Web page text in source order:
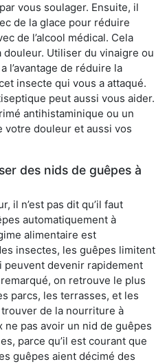
vous soulager. Ensuite, il
de la glace pour réduire
de l’alcool médical. Cela
Utiliser du vinaigre ou
l’avantage de réduire la
insecte qui vous a attaqué.
peut aussi vous aider.
antihistaminique ou un
douleur et aussi vos
des nids de guêpes à
il n’est pas dit qu’il faut
automatiquement à
alimentaire est
insectes, les guêpes limitent
peuvent devenir rapidement
on retrouve le plus
parcs, les terrasses, et les
de la nourriture à
pas avoir un nid de guêpes
parce qu’il est courant que
guêpes aient décimé des